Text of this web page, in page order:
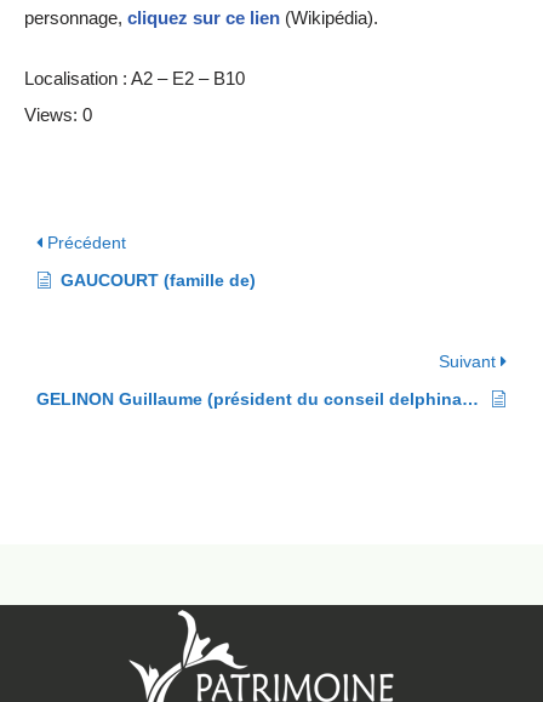
personnage, cliquez sur ce lien (Wikipédia).
Localisation : A2 – E2 – B10
Views: 0
Précédent
GAUCOURT (famille de)
Suivant
GELINON Guillaume (président du conseil delphinal au 15ème s.)